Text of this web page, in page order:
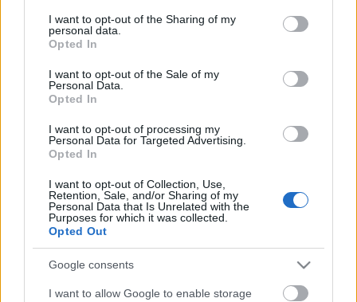
not limited to your visit or usage behaviour. You may click to
grant or deny consent to Google and its third-party tags to
use your data for below specified purposes in below Google
consent section.
I want to opt-out of the Sharing of my
personal data.
Opted In
I want to opt-out of the Sale of my
Personal Data.
Opted In
I want to opt-out of processing my
Personal Data for Targeted Advertising.
Opted In
I want to opt-out of Collection, Use,
Retention, Sale, and/or Sharing of my
Personal Data that Is Unrelated with the
Purposes for which it was collected.
Opted Out
Google consents
I want to allow Google to enable storage
pályaszámúak. Érdekesség, hogy a kiállított
járműveket 1975-ben, a nyitott födémrészen
keresztül, daruval emelték a vágányokra. A
kocsikkal szemközti vitrinsorban eredeti
dokumentumok, fényképek, modellek és
vasút történetét az építéstől, napjainkig.
A múzeum - hétfő kivételével - egész évben
várja a látogatókat, 10-17 óra között,
felnőttek számára 270, gyermekeknek 220
forintos belépővel, jelenleg a „Városi
közlekedés bélyegeken” című kiállítás
látogatható.